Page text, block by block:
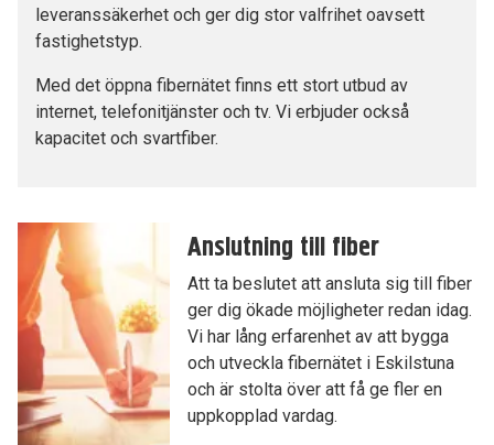
leveranssäkerhet och ger dig stor valfrihet oavsett
fastighetstyp.
Med det öppna fibernätet finns ett stort utbud av
internet, telefonitjänster och tv. Vi erbjuder också
kapacitet och svartfiber.
Anslutning till fiber
Att ta beslutet att ansluta sig till fiber
ger dig ökade möjligheter redan idag.
Vi har lång erfarenhet av att bygga
och utveckla fibernätet i Eskilstuna
och är stolta över att få ge fler en
uppkopplad vardag.